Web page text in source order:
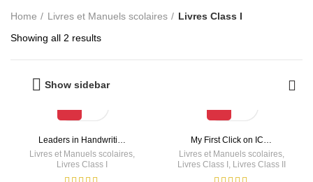
Home Livres et Manuels scolaires
Livres Class I
Showing all 2 results
Show sidebar
Leaders in Handwriti…
Livres et Manuels scolaires,
Livres Class I
My First Click on IC…
Livres et Manuels scolaires,
Livres Class I , Livres Class II